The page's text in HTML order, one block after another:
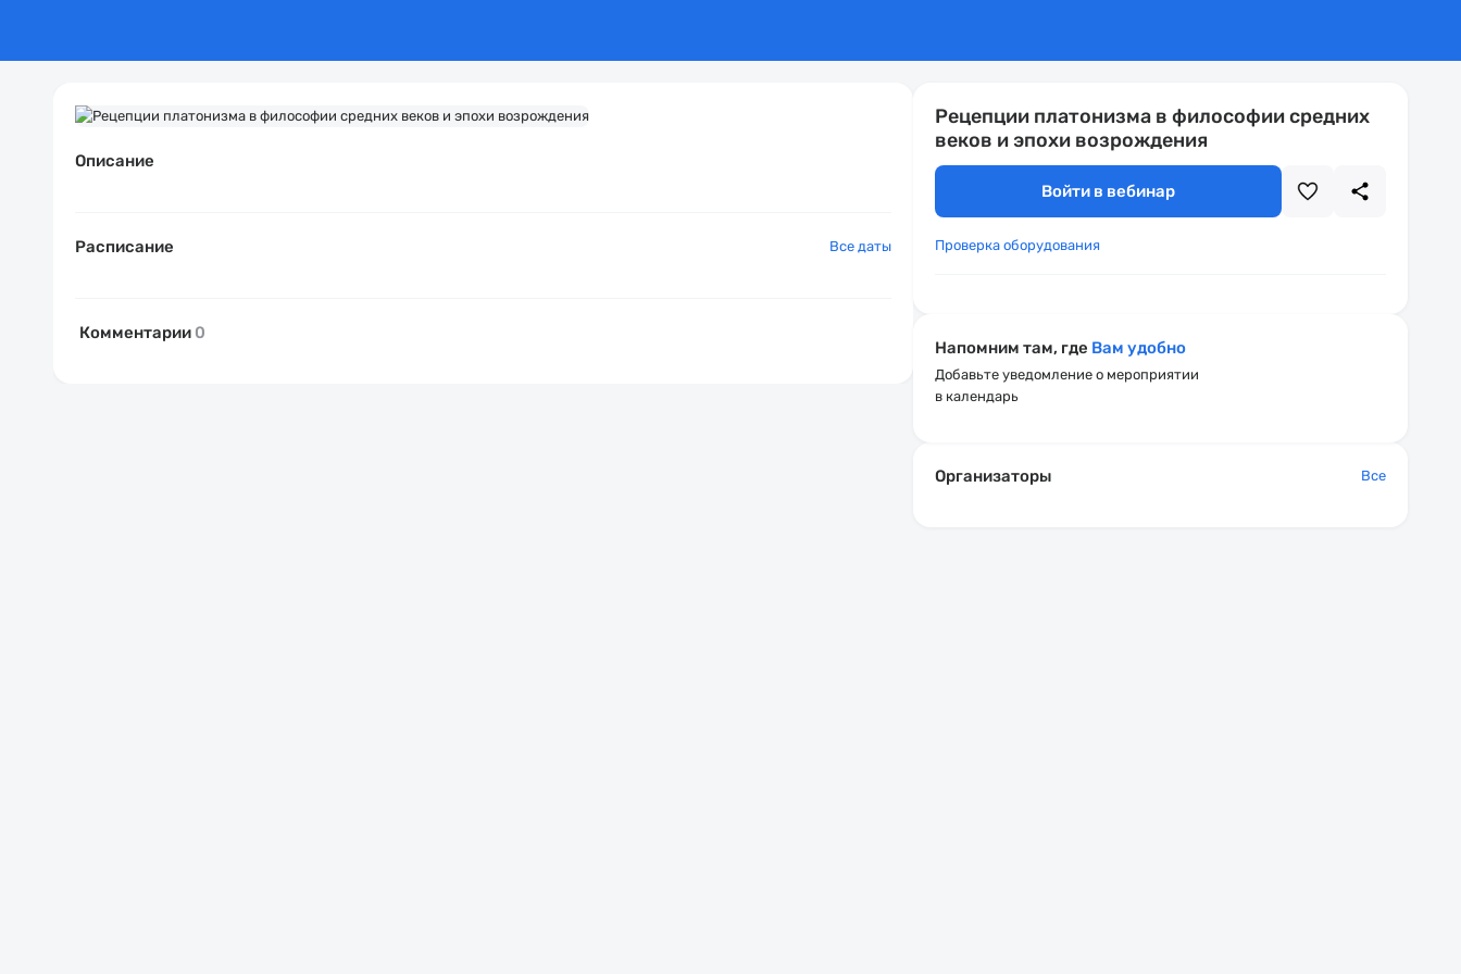
Описание
Расписание Все даты
Комментарии 0
Рецепции платонизма в философии средних
веков и эпохи возрождения
Войти в вебинар
Проверка оборудования
Напомним там, где Вам удобно
Добавьте уведомление о мероприятии
в календарь
Организаторы Все